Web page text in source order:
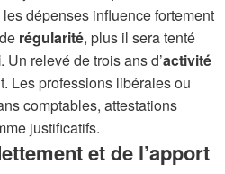
dépenses influence fortement
régularité, plus il sera tenté
. Un relevé de trois ans d’activité
Les professions libérales ou
comptables, attestations
justificatifs.
et de l’apport